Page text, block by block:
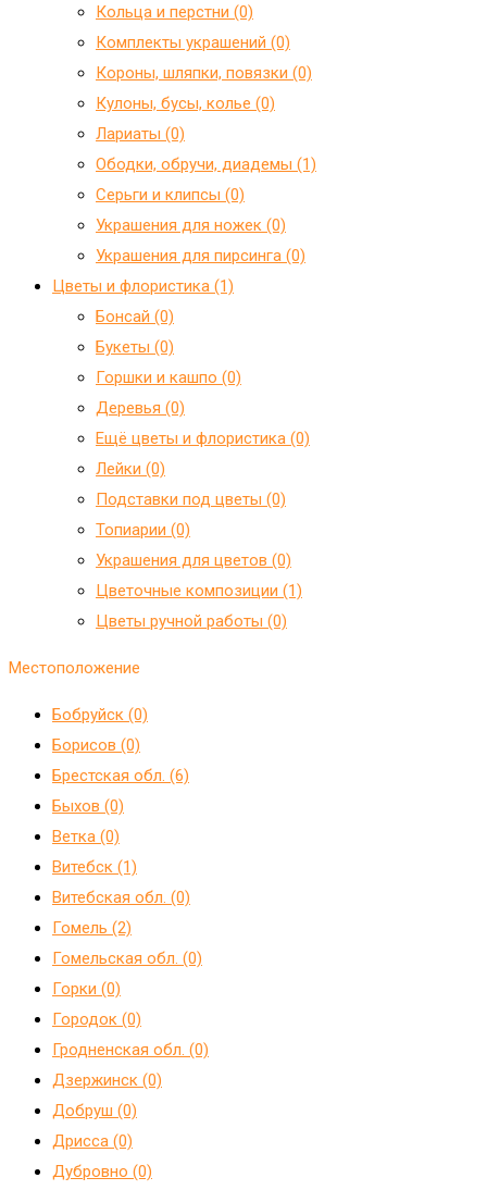
Кольца и перстни (0)
Комплекты украшений (0)
Короны, шляпки, повязки (0)
Кулоны, бусы, колье (0)
Лариаты (0)
Ободки, обручи, диадемы (1)
Серьги и клипсы (0)
Украшения для ножек (0)
Украшения для пирсинга (0)
Цветы и флористика (1)
Бонсай (0)
Букеты (0)
Горшки и кашпо (0)
Деревья (0)
Ещё цветы и флористика (0)
Лейки (0)
Подставки под цветы (0)
Топиарии (0)
Украшения для цветов (0)
Цветочные композиции (1)
Цветы ручной работы (0)
Местоположение
Бобруйск (0)
Борисов (0)
Брестская обл. (6)
Быхов (0)
Ветка (0)
Витебск (1)
Витебская обл. (0)
Гомель (2)
Гомельская обл. (0)
Горки (0)
Городок (0)
Гродненская обл. (0)
Дзержинск (0)
Добруш (0)
Дрисса (0)
Дубровно (0)